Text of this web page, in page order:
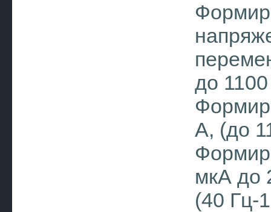
до
А, (до
мкА до
(40 Гц-